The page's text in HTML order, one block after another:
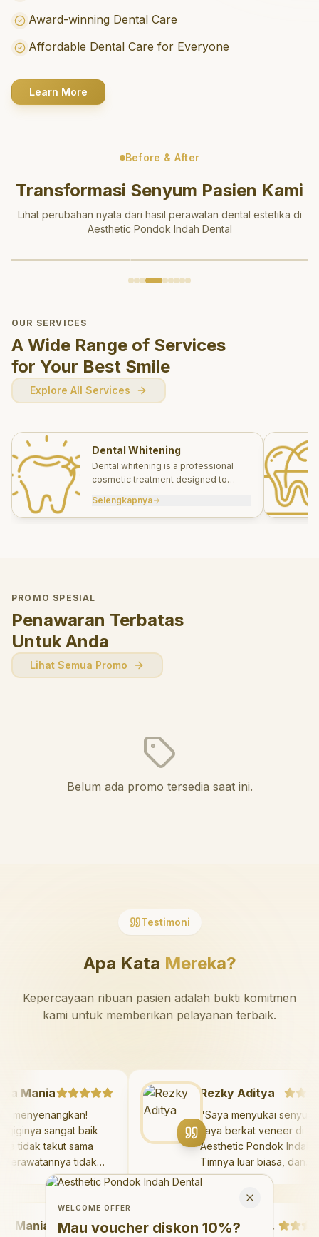
Award-winning Dental Care
Affordable Dental Care for Everyone
Learn More
Before & After
Transformasi Senyum Pasien Kami
Lihat perubahan nyata dari hasil perawatan dental estetika di
Aesthetic Pondok Indah Dental
OUR SERVICES
A Wide Range of Services
for Your Best Smile
Explore All Services
Dental Whitening
Dental whitening is a professional
cosmetic treatment designed to
effectively.
Selengkapnya
PROMO SPESIAL
Penawaran Terbatas
Untuk Anda
Lihat Semua Promo
Belum ada promo tersedia saat ini.
Testimoni
Apa Kata Mereka?
Kepercayaan ribuan pasien adalah bukti komitmen
kami untuk memberikan pelayanan terbaik.
Mania
menyenangkan!
giginya sangat baik
saya tidak takut sama
Perawatannya tidak
dan saya bisa bermain
suka pergi ke dokter
sekarang!
"
Rezky Aditya
"Saya menyukai
saya berkat veneer
Aesthetic Pondok
Timnya luar biasa,
hasilnya melebihi
saya. Saya tersenyum
hari."
Welcome Offer
Mau voucher diskon <strong>10%</strong>?
WELCOME OFFER
Mau voucher diskon 10%?
Close